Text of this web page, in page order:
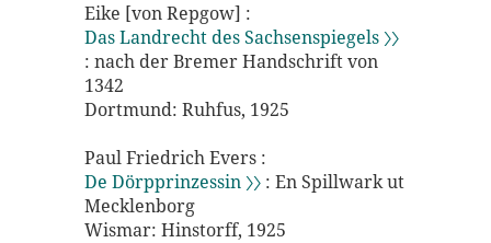
Eike [von Repgow] :
Das Landrecht des Sachsenspiegels 〉〉
: nach der Bremer Handschrift von
1342
Dortmund: Ruhfus, 1925
Paul Friedrich Evers :
De Dörpprinzessin 〉〉 : En Spillwark ut
Mecklenborg
Wismar: Hinstorff, 1925